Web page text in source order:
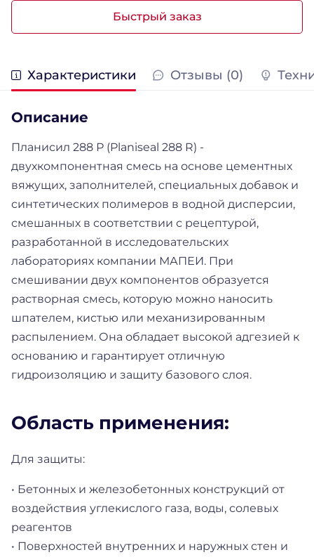
Быстрый заказ
Характеристики Отзывы (0)
Описание
Планисил 288 Р (Planiseal 288 R) -
двухкомпонентная смесь на основе цементных
вяжущих, заполнителей, специальных добавок и
синтетических полимеров в водной дисперсии,
смешанных в соответствии с рецептурой,
разработанной в исследовательских
лабораториях компании МАПЕИ. При
смешивании двух компонентов образуется
растворная смесь, которую можно наносить
шпателем, кистью или механизированным
распылением. Она обладает высокой адгезией к
основанию и гарантирует отличную
гидроизоляцию и защиту базового слоя.
Область применения:
Для защиты:
• Бетонных и железобетонных конструкций от
воздействия углекислого газа, воды, солевых
реагентов
• Поверхностей внутренних и наружных стен и